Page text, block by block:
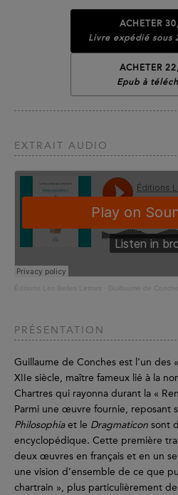
ACHETER
Livre expédié sous
ACHETER
Epub à
EXTRAIT AUDIO
Éditions Les Belles Lettres Guillaume de
PRÉSENTATION
Guillaume de Conches est l’un des
XIIe siècle, maître fameux lié à la
Chartres qui rayonna durant la «
Parmi une œuvre fournie, reposant
Philosophiaet le Dragmaticon sont
encyclopédique. Cette première
deux œuvres en français et en un
une vision d’ensemble de ce que
chartrain », plus particulièrement